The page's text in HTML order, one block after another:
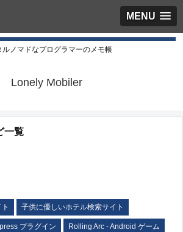
MENU
ルノマドなプログラマーのメモ帳
Lonely Mobiler
一覧
子供に優しいホテル検索サイト
プラグイン Rolling Arc - Android ゲーム